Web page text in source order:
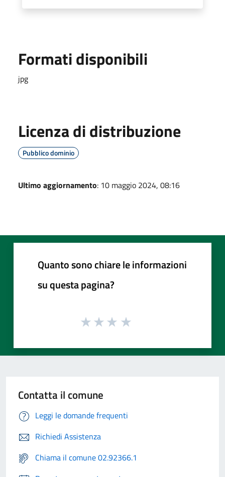
Formati disponibili
jpg
Licenza di distribuzione
Pubblico dominio
Ultimo aggiornamento: 10 maggio 2024, 08:16
Quanto sono chiare le informazioni
su questa pagina?
Contatta il comune
Leggi le domande frequenti
Richiedi Assistenza
Chiama il comune 02.92366.1